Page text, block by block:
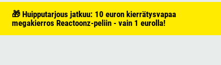
🎁 Huipputarjous jatkuu: 10 euron kierrätysvapaa
megakierros Reactoonz-peliin - vain 1 eurolla!